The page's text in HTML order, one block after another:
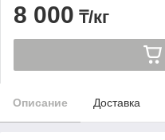
8 000 ₸/кг
Описание Доставка